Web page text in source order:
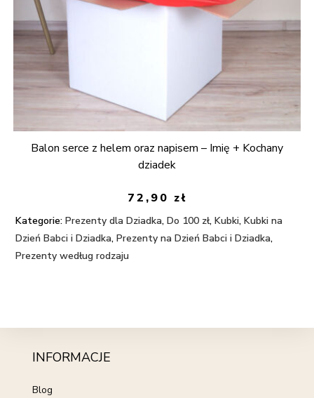
Balon serce z helem oraz napisem – Imię + Kochany
dziadek
72,90 zł
Kategorie: Prezenty dla Dziadka,Do 100 zł,Kubki,Kubki na
Dzień Babci i Dziadka,Prezenty na Dzień Babci i Dziadka,
Prezenty według rodzaju
INFORMACJE
Blog